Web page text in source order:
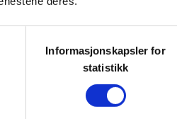
Informasjonskapsler for
statistikk